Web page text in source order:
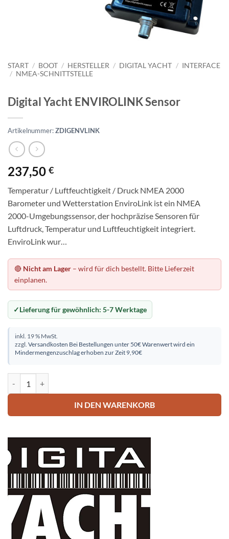
START / BOOT / HERSTELLER / DIGITAL YACHT / INTERFACE
/ NMEA-SCHNITTSTELLE
Digital Yacht ENVIROLINK Sensor
Artikelnummer:ZDIGENVLINK
237,50 €
Temperatur / Luftfeuchtigkeit / Druck NMEA 2000
Barometer und Wetterstation EnviroLink ist ein NMEA
2000-Umgebungssensor, der hochpräzise Sensoren für
Luftdruck, Temperatur und Luftfeuchtigkeit integriert.
EnviroLink wur…
🔴 Nicht am Lager – wird für dich bestellt. Bitte Lieferzeit
einplanen.
Lieferung für gewöhnlich: 5-7 Werktage
inkl. 19 % MwSt.
zzgl. Versandkosten Bei Bestellungen unter 50€ Warenwert wird ein
Mindermengenzuschlag erhoben zur Zeit 9,90€
IN DEN WARENKORB